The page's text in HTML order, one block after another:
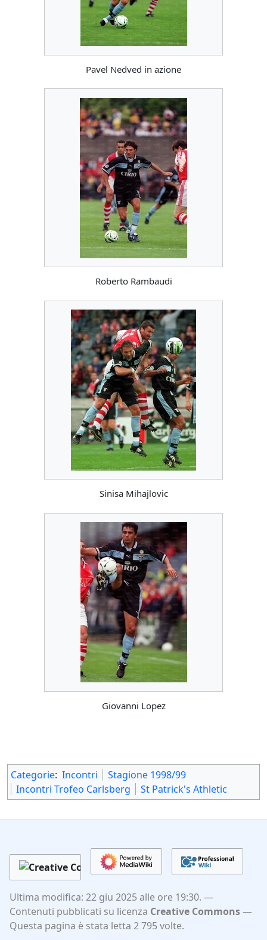
Pavel Nedved in azione
Roberto Rambaudi
Sinisa Mihajlovic
Giovanni Lopez
Categorie: Incontri
Stagione 1998/99
Incontri Trofeo Carlsberg
St Patrick's Athletic
Ultima modifica: 22 giu 2025 alle ore 19:30.
Contenuti pubblicati su licenza Creative Commons
Questa pagina è stata letta 2 795 volte.